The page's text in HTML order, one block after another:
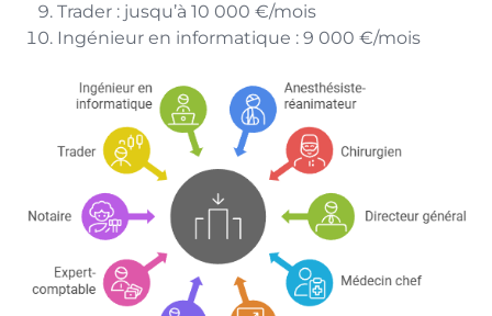
Trader : jusqu’à 10 000 €/mois
Ingénieur en informatique : 9 000 €/mois